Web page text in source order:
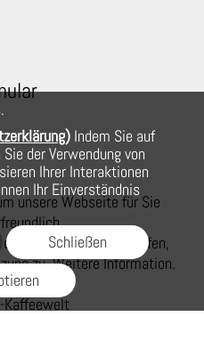
Indem Sie auf
der Verwendung von
Ihrer Interaktionen
Ihr Einverständnis
Schließen
unsere Webseite für Sie
Webseite weiter surfen,
zu. Weitere Information.